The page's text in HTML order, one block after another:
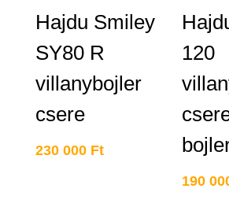
Hajdu Smiley
SY80 R
villanybojler
csere
230 000 Ft
120
190